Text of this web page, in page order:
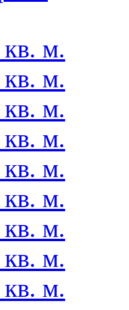
м.
м.
м.
м.
м.
м.
м.
м.
м.